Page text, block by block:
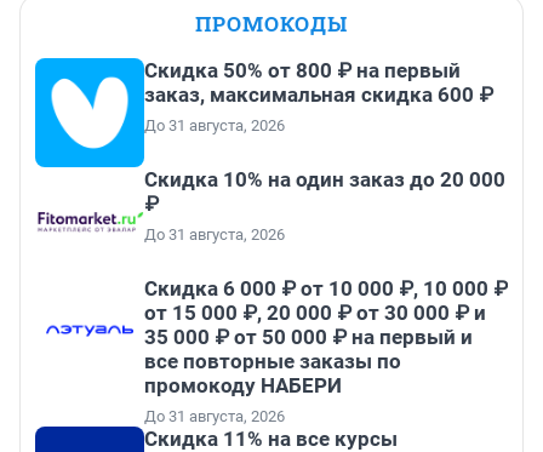
ПРОМОКОДЫ
Скидка 50% от 800 ₽ на первый
заказ, максимальная скидка 600 ₽
До 31 августа, 2026
Скидка 10% на один заказ до 20 000
₽
До 31 августа, 2026
Скидка 6 000 ₽ от 10 000 ₽, 10 000 ₽
от 15 000 ₽, 20 000 ₽ от 30 000 ₽ и
35 000 ₽ от 50 000 ₽ на первый и
все повторные заказы по
промокоду НАБЕРИ
До 31 августа, 2026
Скидка 11% на все курсы